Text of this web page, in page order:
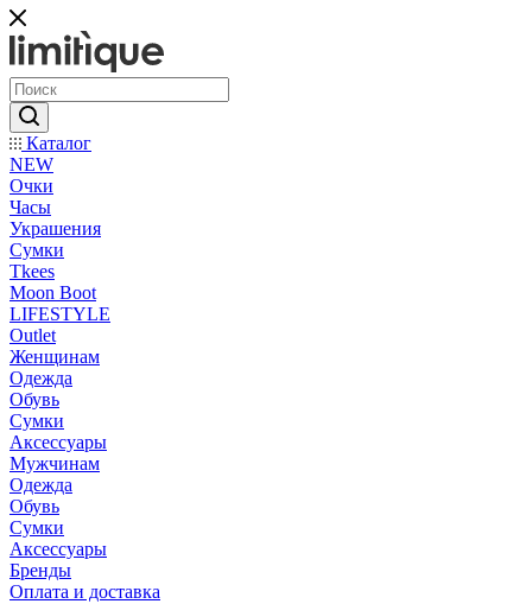
Каталог
NEW
Очки
Часы
Украшения
Сумки
Tkees
Moon Boot
LIFESTYLE
Outlet
Женщинам
Одежда
Обувь
Сумки
Аксессуары
Мужчинам
Одежда
Обувь
Сумки
Аксессуары
Бренды
Оплата и доставка